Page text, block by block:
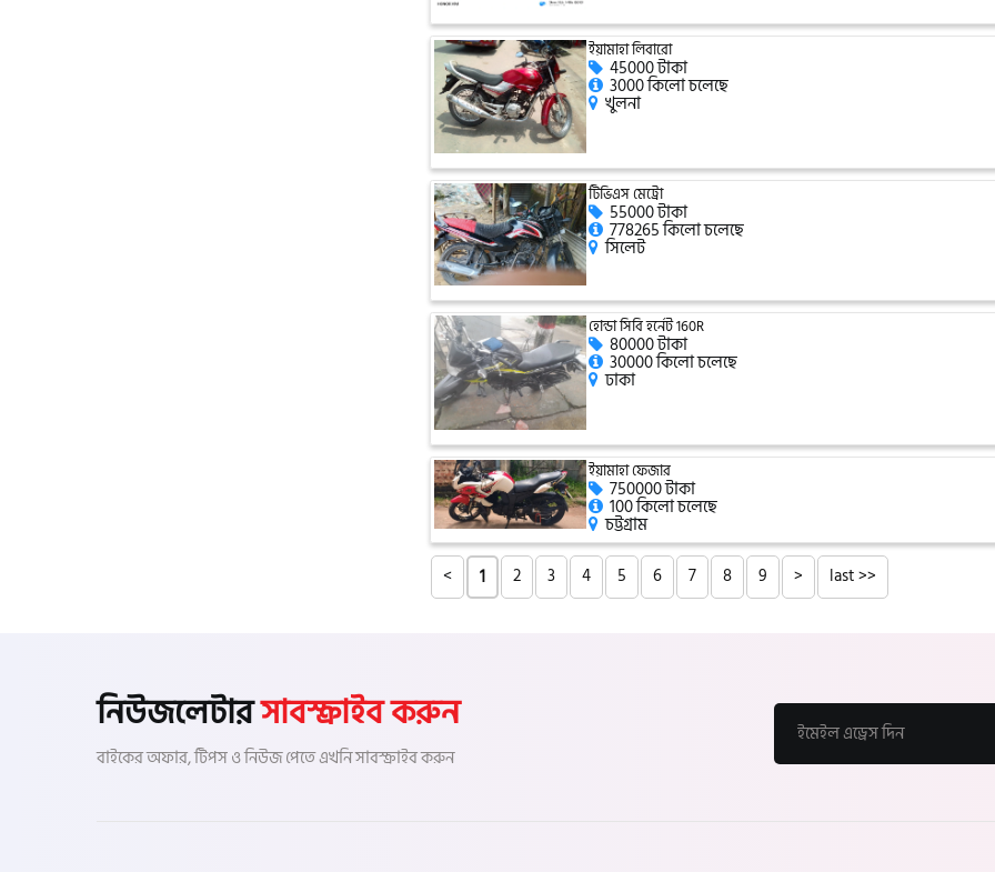
জিংফু
ইয়ামাহা লিবারো
45000 টাকা
3000 কিলো চলেছে
খুলনা
টিভিএস মেট্রো
55000 টাকা
778265 কিলো চলেছে
সিলেট
হোন্ডা সিবি হর্নেট 160R
80000 টাকা
30000 কিলো চলেছে
ঢাকা
ইয়ামাহা ফেজার
750000 টাকা
100 কিলো চলেছে
চট্টগ্রাম
<
1 2 3 4 5 6 7 8 9 > last >>
নিউজলেটারসাবস্ক্রাইব করুন
বাইকের অফার, টিপস ও নিউজ পেতে এখনি সাবস্ক্রাইব করুন